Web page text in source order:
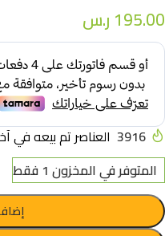
195.00 ر.س
3916 العناصر تم بيعه في آخر 3
المتوفر في المخزون 1 فقط